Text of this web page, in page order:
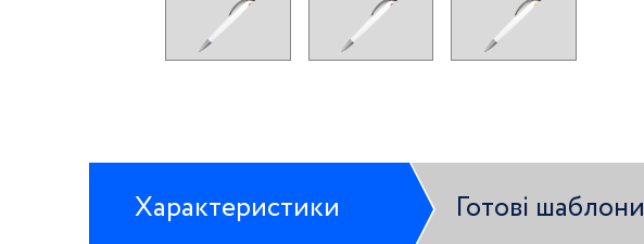
Характеристики Готові шаблони